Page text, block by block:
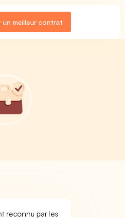
un meilleur contrat
reconnu par les